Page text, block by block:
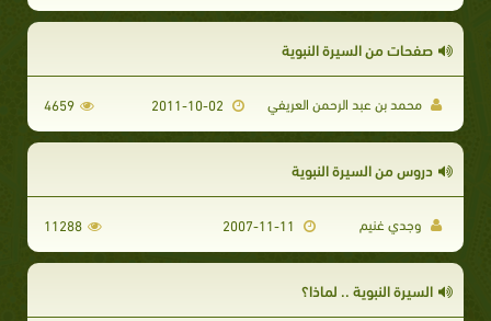
صفحات من السيرة النبوية
محمد بن عبد الرحمن العريفي 4659
دروس من السيرة النبوية
وجدي غنيم 11288
السيرة النبوية .. لماذا؟